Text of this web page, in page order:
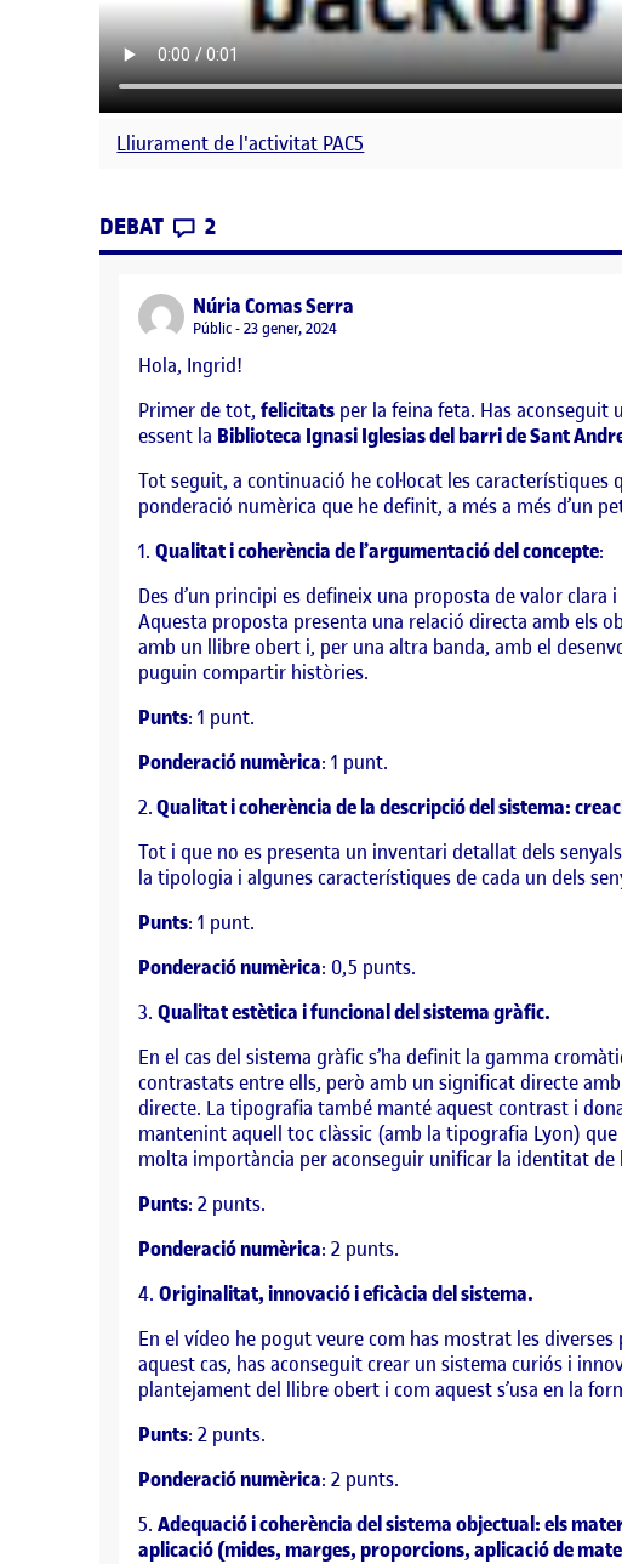
Lliurament de l'activitat PAC5
DEBAT CONTRIBUTIONS
2EL PECHAKUCHA
Núria Comas Serra
Visibilitat:
Públic 23 gener, 2024
Hola, Ingrid!
Primer de tot, felicitats per la feina feta. Has aconseguit
essent la Biblioteca Ignasi Iglesias del barri de Sant
Tot seguit, a continuació he col·locat les característiques
ponderació numèrica que he definit, a més a més d’un
1. Qualitat i coherència de l’argumentació del concepte:
Des d’un principi es defineix una proposta de valor clara
Aquesta proposta presenta una relació directa amb els
amb un llibre obert i, per una altra banda, amb el
puguin compartir històries.
Punts: 1 punt.
Ponderació numèrica: 1 punt.
2.Qualitat i coherència de la descripció del sistema:
Tot i que no es presenta un inventari detallat dels
la tipologia i algunes característiques de cada un dels
Punts: 1 punt.
Ponderació numèrica: 0,5 punts.
3. Qualitat estètica i funcional del sistema gràfic.
En el cas del sistema gràfic s’ha definit la gamma
contrastats entre ells, però amb un significat directe
directe. La tipografia també manté aquest contrast i
mantenint aquell toc clàssic (amb la tipografia Lyon)
molta importància per aconseguir unificar la identitat de
Punts: 2 punts.
Ponderació numèrica: 2 punts.
4. Originalitat, innovació i eficàcia del sistema.
En el vídeo he pogut veure com has mostrat les
aquest cas, has aconseguit crear un sistema curiós i
plantejament del llibre obert i com aquest s’usa en la
Punts: 2 punts.
Ponderació numèrica: 2 punts.
5. Adequació i coherència del sistema objectual: els
aplicació (mides, marges, proporcions, aplicació de